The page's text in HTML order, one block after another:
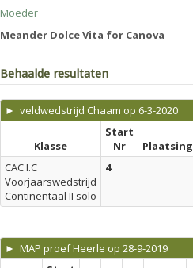
Moeder
Meander Dolce Vita for Canova
Behaalde resultaten
► veldwedstrijd Chaam op 6-3-2020
Klasse
Start
Nr
Plaatsing
CAC I.C
Voorjaarswedstrijd
Continentaal II solo
4
► MAP proef Heerle op 28-9-2019